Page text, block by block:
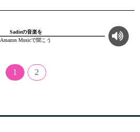
Sadieの音楽を
Amazon Musicで聞こう
1 2